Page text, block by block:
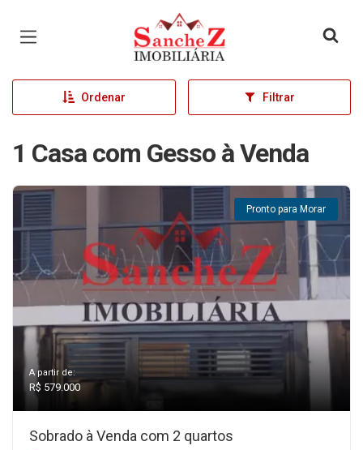
Página inicial
Ordenar Filtrar
1 Casa com Gesso à Venda
Pronto para Morar
A partir de:
R$ 579.000
Sobrado à Venda com 2 quartos